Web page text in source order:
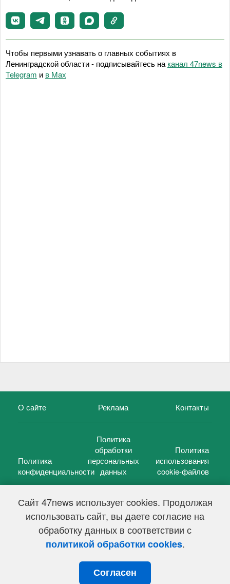
Сайт 47news использует cookies. Продолжая
использовать сайт, вы даете согласие на
обработку данных в соответствии с
политикой обработки cookies.
Согласен
Чтобы первыми узнавать о главных событиях в
Ленинградской области - подписывайтесь на канал 47news в
Telegram и в Maх
О сайте Реклама Контакты
Политика
конфиденциальности
Политика
обработки
персональных
данных
Политика
использования
cookie-файлов
47 новостей (47 news)2005 — 2026 г.
Свидетельство о регистрации СМИ Эл № ФС 77-39848, выдано
Федеральной службой по надзору в сфере связи,
информационных технологий и массовых коммуникаций